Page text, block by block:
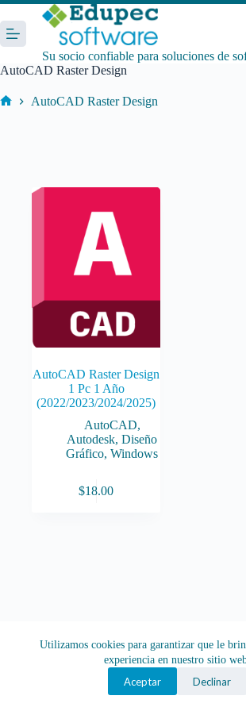
Saltar
al
contenido
Utilizamos cookies para garantizar que le
experiencia en nuestro sitio
Aceptar Declinar
Su socio confiable para soluciones de
AutoCAD Raster Design
AutoCAD Raster Design
AutoCAD Raster Design
1 Pc 1 Año
(2022/2023/2024/2025)
AutoCAD,
Autodesk,Diseño
Gráfico,Windows
$18.00